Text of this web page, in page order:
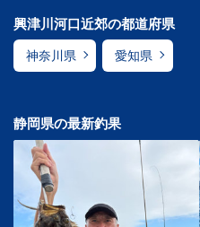
興津川河口近郊の都道府県
神奈川県 愛知県
静岡県の最新釣果